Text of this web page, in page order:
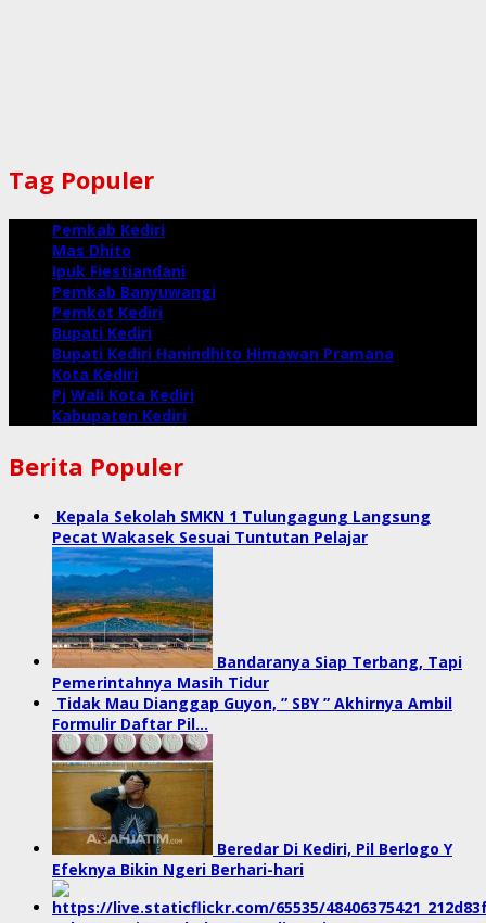
Tag Populer
Pemkab Kediri
Mas Dhito
Ipuk Fiestiandani
Pemkab Banyuwangi
Pemkot Kediri
Bupati Kediri
Bupati Kediri Hanindhito Himawan Pramana
Kota Kediri
Pj Wali Kota Kediri
Kabupaten Kediri
Berita Populer
Kepala Sekolah SMKN 1 Tulungagung Langsung
Pecat Wakasek Sesuai Tuntutan Pelajar
Bandaranya Siap Terbang, Tapi
Pemerintahnya Masih Tidur
Tidak Mau Dianggap Guyon, ” SBY ” Akhirnya Ambil
Formulir Daftar Pil…
Beredar Di Kediri, Pil Berlogo Y
Efeknya Bikin Ngeri Berhari-hari